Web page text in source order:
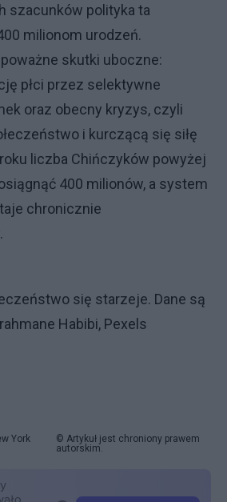
szacunków polityka ta
milionom urodzeń.
skutki uboczne:
płci przez selektywne
oraz obecny kryzys, czyli
i kurczącą się siłę
liczba Chińczyków powyżej
400 milionów, a system
chronicznie
się starzeje. Dane są
Habibi, Pexels
York
© Artykuł jest chroniony prawem
autorskim.